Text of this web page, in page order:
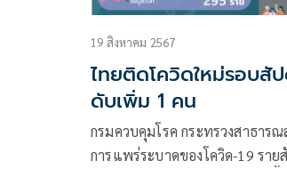
19 สิงหาคม 2567
ไทยติดโควิดใหม่รอบสั
ดับเพิ่ม 1 คน
กรมควบคุมโรค กระทรวงสาธาร
การแพร่ระบาดของโควิด-19 รา